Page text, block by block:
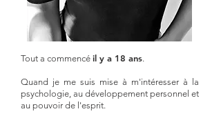
Tout a commencé il y a 18 ans.
Quand je me suis mise à m'intéresser à la
psychologie, au développement personnel et
au pouvoir de l'esprit.